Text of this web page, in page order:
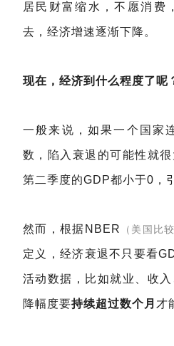
居民财富缩水，不愿消费
去，经济增速逐渐下降。
现在，经济到什么程度了呢
一般来说，如果一个国家
数，陷入衰退的可能性就很
第二季度的GDP都小于0，
然而，根据NBER （美国比
定义，经济衰退不只要看
活动数据，比如就业、收
降幅度要持续超过数个月 才